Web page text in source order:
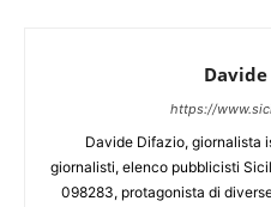
https://
Davide Difazio, giornalista
giornalisti, elenco pubblicisti
098283, protagonista di